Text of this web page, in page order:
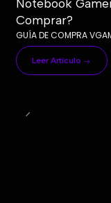
Notebook
Comprar?
GUÍA DE COMPRA
Leer Artículo